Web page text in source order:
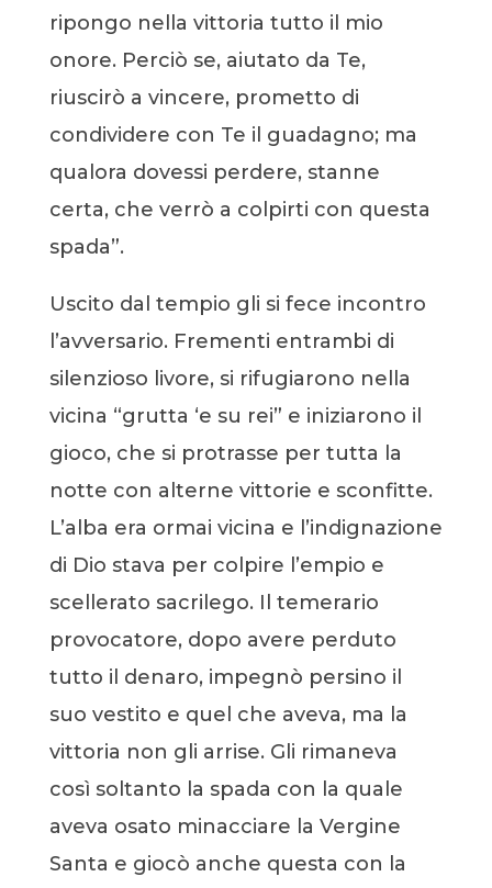
ripongo nella vittoria tutto il mio
onore. Perciò se, aiutato da Te,
riuscirò a vincere, prometto di
condividere con Te il guadagno; ma
qualora dovessi perdere, stanne
certa, che verrò a colpirti con questa
spada”.
Uscito dal tempio gli si fece incontro
l’avversario. Frementi entrambi di
silenzioso livore, si rifugiarono nella
vicina “grutta ‘e su rei” e iniziarono il
gioco, che si protrasse per tutta la
notte con alterne vittorie e sconfitte.
L’alba era ormai vicina e l’indignazione
di Dio stava per colpire l’empio e
scellerato sacrilego. Il temerario
provocatore, dopo avere perduto
tutto il denaro, impegnò persino il
suo vestito e quel che aveva, ma la
vittoria non gli arrise. Gli rimaneva
così soltanto la spada con la quale
aveva osato minacciare la Vergine
Santa e giocò anche questa con la